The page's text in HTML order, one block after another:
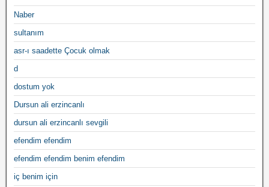
Naber
sultanım
asr-ı saadette Çocuk olmak
d
dostum yok
Dursun ali erzincanlı
dursun ali erzincanlı sevgili
efendim efendim
efendim efendim benim efendim
iç benim için